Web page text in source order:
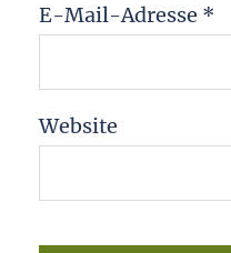
E-Mail-Adresse *
Website